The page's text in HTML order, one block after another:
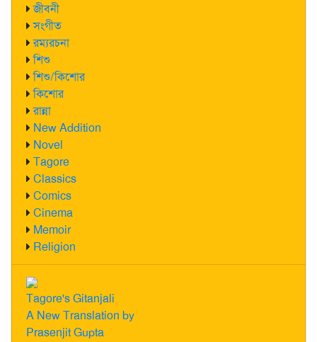
জীবনী
সংগীত
রম্যরচনা
শিশু
শিশু/কিশোর
কিশোর
রান্না
New Addition
Novel
Tagore
Classics
Comics
Cinema
Memoir
Religion
Tagore's Gitanjali
A New Translation by
Prasenjit Gupta